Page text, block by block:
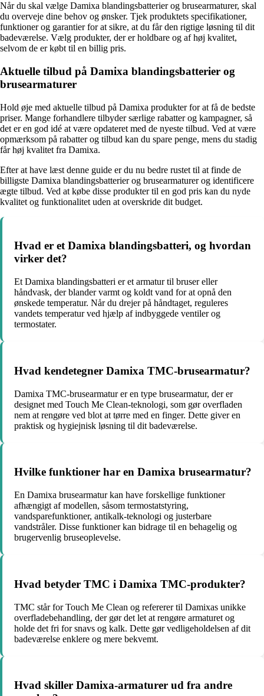
Når du skal vælge Damixa blandingsbatterier og brusearmaturer, skal
du overveje dine behov og ønsker. Tjek produktets specifikationer,
funktioner og garantier for at sikre, at du får den rigtige løsning til dit
badeværelse. Vælg produkter, der er holdbare og af høj kvalitet,
selvom de er købt til en billig pris.
Aktuelle tilbud på Damixa blandingsbatterier og
brusearmaturer
Hold øje med aktuelle tilbud på Damixa produkter for at få de bedste
priser. Mange forhandlere tilbyder særlige rabatter og kampagner, så
det er en god idé at være opdateret med de nyeste tilbud. Ved at være
opmærksom på rabatter og tilbud kan du spare penge, mens du stadig
får høj kvalitet fra Damixa.
Efter at have læst denne guide er du nu bedre rustet til at finde de
billigste Damixa blandingsbatterier og brusearmaturer og identificere
ægte tilbud. Ved at købe disse produkter til en god pris kan du nyde
kvalitet og funktionalitet uden at overskride dit budget.
Hvad er et Damixa blandingsbatteri, og hvordan
virker det?
Et Damixa blandingsbatteri er et armatur til bruser eller
håndvask, der blander varmt og koldt vand for at opnå den
ønskede temperatur. Når du drejer på håndtaget, reguleres
vandets temperatur ved hjælp af indbyggede ventiler og
termostater.
Hvad kendetegner Damixa TMC-brusearmatur?
Damixa TMC-brusearmatur er en type brusearmatur, der er
designet med Touch Me Clean-teknologi, som gør overfladen
nem at rengøre ved blot at tørre med en finger. Dette giver en
praktisk og hygiejnisk løsning til dit badeværelse.
Hvilke funktioner har en Damixa brusearmatur?
En Damixa brusearmatur kan have forskellige funktioner
afhængigt af modellen, såsom termostatstyring,
vandsparefunktioner, antikalk-teknologi og justerbare
vandstråler. Disse funktioner kan bidrage til en behagelig og
brugervenlig bruseoplevelse.
Hvad betyder TMC i Damixa TMC-produkter?
TMC står for Touch Me Clean og refererer til Damixas unikke
overfladebehandling, der gør det let at rengøre armaturet og
holde det fri for snavs og kalk. Dette gør vedligeholdelsen af dit
badeværelse enklere og mere bekvemt.
Hvad skiller Damixa-armaturer ud fra andre